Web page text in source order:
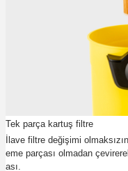
Tek parça kartuş filtre
İlave filtre değişimi
eme parçası olmadan
ası.